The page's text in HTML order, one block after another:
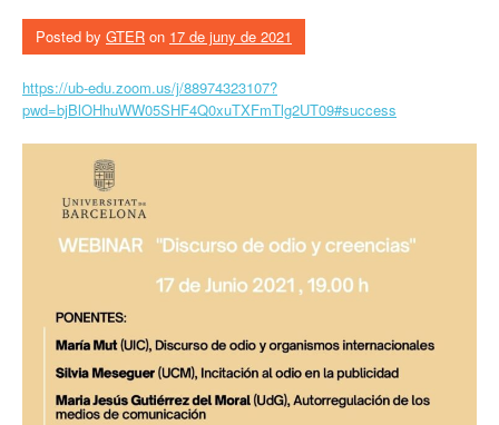
Posted by GTER on 17 de juny de 2021
https://ub-edu.zoom.us/j/88974323107?
pwd=bjBlOHhuWW05SHF4Q0xuTXFmTlg2UT09#success